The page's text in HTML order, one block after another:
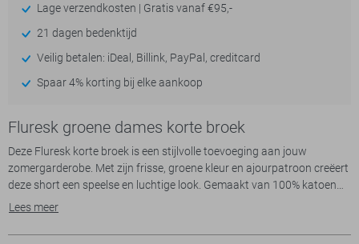
Lage verzendkosten | Gratis vanaf €95,-
21 dagen bedenktijd
Veilig betalen: iDeal, Billink, PayPal, creditcard
Spaar 4% korting bij elke aankoop
Fluresk groene dames korte broek
Deze Fluresk korte broek is een stijlvolle toevoeging aan jouw
zomergarderobe. Met zijn frisse, groene kleur en ajourpatroon creëert
deze short een speelse en luchtige look. Gemaakt van 100% katoen
voelt hij heerlijk zacht aan op de huid, perfect voor warme
pasvorm die zich gemakkelijk aanpast aan jouw taille, ideaal voor een
Lees meer